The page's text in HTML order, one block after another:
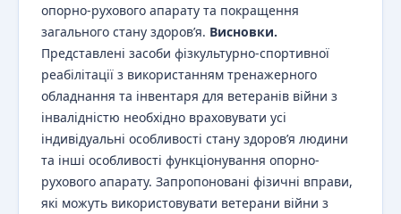
опорно-рухового апарату та покращення
загального стану здоров’я. Висновки.
Представлені засоби фізкультурно-спортивної
реабілітації з використанням тренажерного
обладнання та інвентаря для ветеранів війни з
інвалідністю необхідно враховувати усі
індивідуальні особливості стану здоров’я людини
та інші особливості функціонування опорно-
рухового апарату. Запропоновані фізичні вправи,
які можуть використовувати ветерани війни з